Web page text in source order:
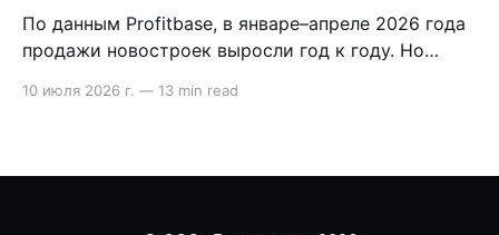
По данным Profitbase, в январе–апреле 2026 года
продажи новостроек выросли год к году. Но
10 июля 2026 г. — 13 min read